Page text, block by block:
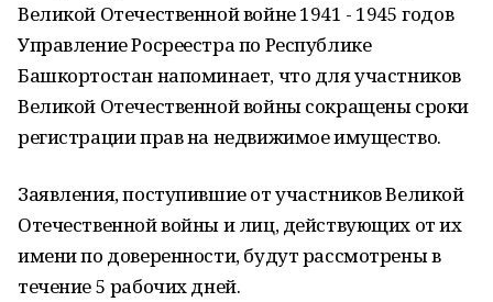
Великой Отечественной войне 1941 - 1945 годов
Управление Росреестра по Республике
Башкортостан напоминает, что для участников
Великой Отечественной войны сокращены сроки
регистрации прав на недвижимое имущество.
Заявления, поступившие от участников Великой
Отечественной войны и лиц, действующих от их
имени по доверенности, будут рассмотрены в
течение 5 рабочих дней.